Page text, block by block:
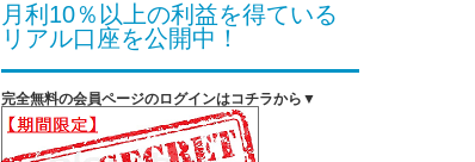
月利10％以上の利益を得ている
リアル口座を公開中！
完全無料の会員ページのログインはコチラから▼